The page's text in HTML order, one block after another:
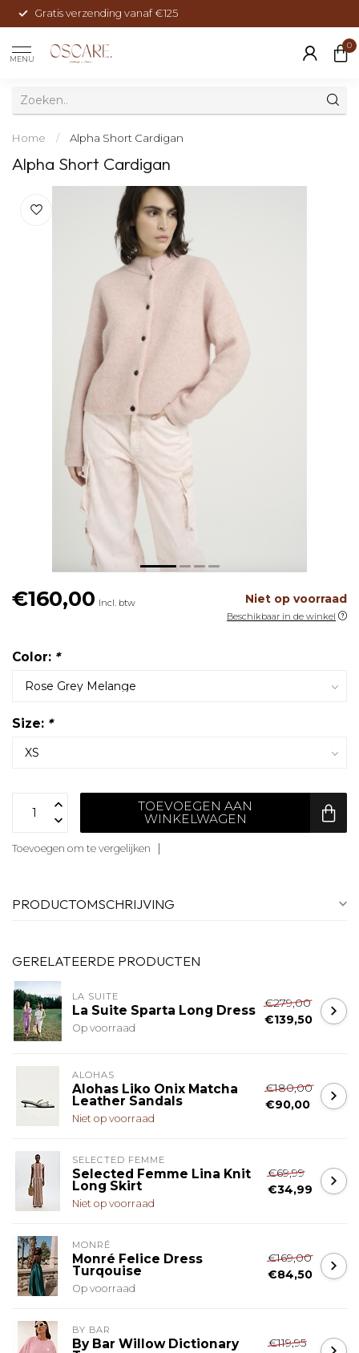
Gratis verzending vanaf €125
MENU
0
Home / Alpha Short Cardigan
Alpha Short Cardigan
€160,00 Incl. btw Niet op voorraad
Beschikbaar in de winkel
Color: *
Size: *
TOEVOEGEN AAN
WINKELWAGEN
Toevoegen om te vergelijken
PRODUCTOMSCHRIJVING
GERELATEERDE PRODUCTEN
LA SUITE
La Suite Sparta Long Dress
Op voorraad
€279,00
€139,50
ALOHAS
Alohas Liko Onix Matcha
Leather Sandals
Niet op voorraad
€180,00
€90,00
SELECTED FEMME
Selected Femme Lina Knit
Long Skirt
Niet op voorraad
€69,99
€34,99
MONRÉ
Monré Felice Dress
Turqouise
Op voorraad
€169,00
€84,50
BY BAR
By Bar Willow Dictionary
€119,95